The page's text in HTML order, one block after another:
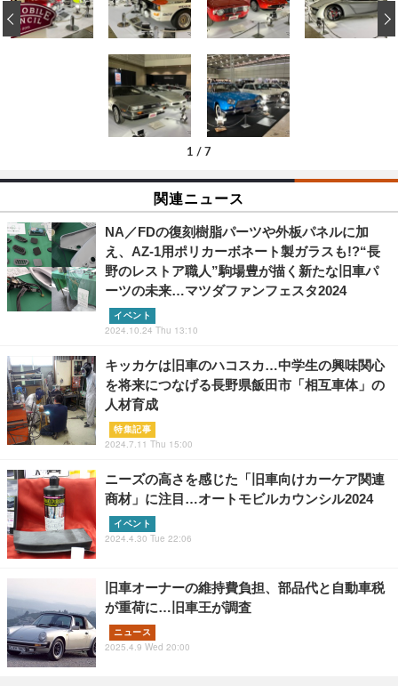
1 / 7
‹
関連ニュース
NA／FDの復刻樹脂パーツや外板パネルに加
え、AZ-1用ポリカーボネート製ガラスも!?“長
野のレストア職人”駒場豊が描く新たな旧車パ
ーツの未来…マツダファンフェスタ2024
イベント
2024.10.24 Thu 13:10
キッカケは旧車のハコスカ…中学生の興味関心
を将来につなげる長野県飯田市「相互車体」の
人材育成
特集記事
2024.7.11 Thu 15:00
ニーズの高さを感じた「旧車向けカーケア関連
商材」に注目…オートモビルカウンシル2024
イベント
2024.4.30 Tue 22:06
旧車オーナーの維持費負担、部品代と自動車税
が重荷に…旧車王が調査
ニュース
2025.4.9 Wed 20:00